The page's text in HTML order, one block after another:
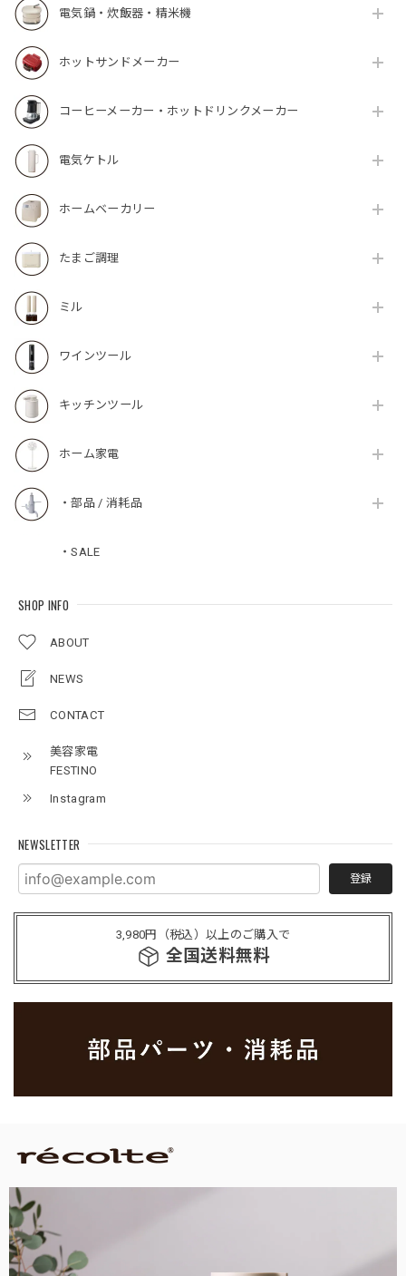
電気鍋・炊飯器・精米機
ホットサンドメーカー
コーヒーメーカー・ホットドリンクメーカー
電気ケトル
ホームベーカリー
たまご調理
ミル
ワインツール
キッチンツール
ホーム家電
・部品 / 消耗品
・SALE
SHOP INFO
ABOUT
NEWS
CONTACT
美容家電
FESTINO
Instagram
NEWSLETTER
登録
3,980円（税込）以上のご購入で
全国送料無料